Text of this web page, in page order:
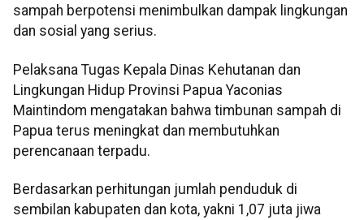
sampah berpotensi menimbulkan dampak lingkungan
dan sosial yang serius.
Pelaksana Tugas Kepala Dinas Kehutanan dan
Lingkungan Hidup Provinsi Papua Yaconias
Maintindom mengatakan bahwa timbunan sampah di
Papua terus meningkat dan membutuhkan
perencanaan terpadu.
Berdasarkan perhitungan jumlah penduduk di
sembilan kabupaten dan kota, yakni 1,07 juta jiwa